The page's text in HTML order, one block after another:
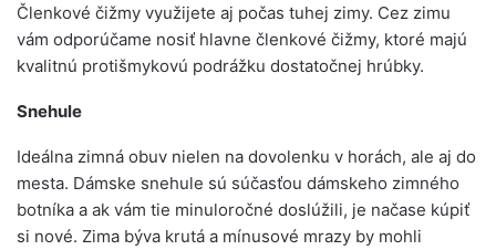
Členkové čižmy využijete aj počas tuhej zimy. Cez zimu
vám odporúčame nosiť hlavne členkové čižmy, ktoré majú
kvalitnú protišmykovú podrážku dostatočnej hrúbky.
Snehule
Ideálna zimná obuv nielen na dovolenku v horách, ale aj do
mesta. Dámske snehule sú súčasťou dámskeho zimného
botníka a ak vám tie minuloročné doslúžili, je načase kúpiť
si nové. Zima býva krutá a mínusové mrazy by mohli